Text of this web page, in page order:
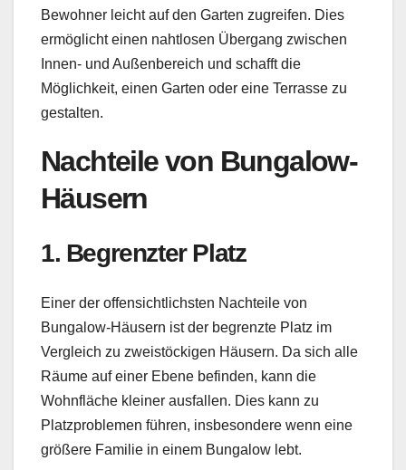
Bewohner leicht auf den Garten zugreifen. Dies
ermöglicht einen nahtlosen Übergang zwischen
Innen- und Außenbereich und schafft die
Möglichkeit, einen Garten oder eine Terrasse zu
gestalten.
Nachteile von Bungalow-
Häusern
1. Begrenzter Platz
Einer der offensichtlichsten Nachteile von
Bungalow-Häusern ist der begrenzte Platz im
Vergleich zu zweistöckigen Häusern. Da sich alle
Räume auf einer Ebene befinden, kann die
Wohnfläche kleiner ausfallen. Dies kann zu
Platzproblemen führen, insbesondere wenn eine
größere Familie in einem Bungalow lebt.